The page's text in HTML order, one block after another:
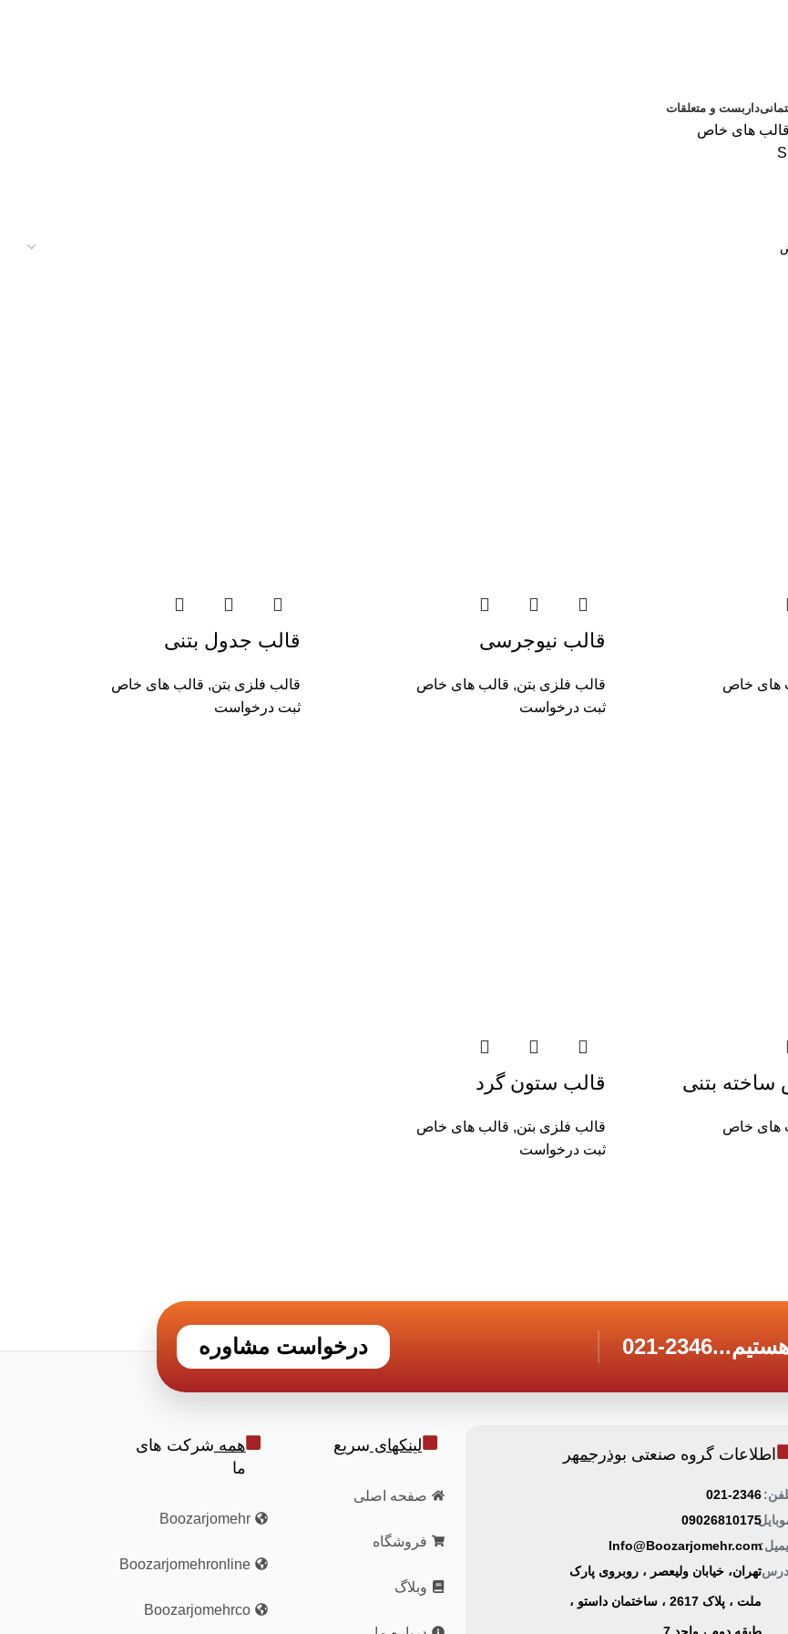
داربست و متعلقات
قالب های خاص
های خاص
قالب نیوجرسی
قالب فلزی بتن, قالب های خاص
ثبت درخواست
قالب جدول بتنی
قالب فلزی بتن, قالب های خاص
ثبت درخواست
ساخته بتنی
های خاص
قالب ستون گرد
قالب فلزی بتن, قالب های خاص
ثبت درخواست
درخواست مشاوره 021-2346
اطلاعات گروه صنعتی بوذرجمهر
021-2346
09026810175
ایمیل:Info@Boozarjomehr.com
آدرس:تهران، خیابان ولیعصر ، روبروی پارک
ملت ، پلاک 2617 ، ساختمان داستو ،
طبقه دوم ، واحد 7
لینکهای سریع
صفحه اصلی
فروشگاه
وبلاگ
همه شرکت های
ما
Boozarjomehr
Boozarjomehronline
Boozarjomehrco